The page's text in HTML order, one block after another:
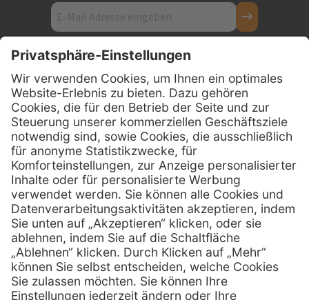
Kontakt
Firmensitz
PxD Praxis-Discount GmbH
Hans-Wunderlich-Straße 7
D-49078 Osnabrück
Telefon: 0800 - 600 66 30
Telefon:0800 - 07 01 96
E-Mail:info @ praxis-discount.de
Services
Serviceversprechen
Sprechstundenbedarf
Hilfe
FAQs
Kontakt